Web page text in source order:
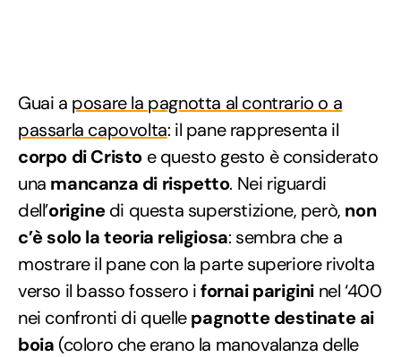
Guai a posare la pagnotta al contrario o a
passarla capovolta: il pane rappresenta il
corpo di Cristo e questo gesto è considerato
una mancanza di rispetto. Nei riguardi
dell’originedi questa superstizione, però, non
c’è solo la teoria religiosa: sembra che a
mostrare il pane con la parte superiore rivolta
verso il basso fossero ifornai parigini nel ‘400
nei confronti di quellepagnotte destinate ai
boia (coloro che erano la manovalanza delle